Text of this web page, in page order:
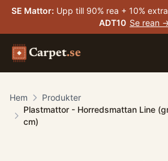
SE Mattor: Upp till 90% rea + 10%
ADT10 Se rean
Carpet.se
Hem
Produkter
Plastmattor - Horredsmattan Line
cm)